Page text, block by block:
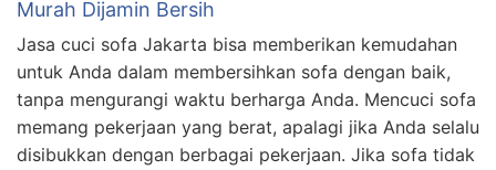
Murah Dijamin Bersih
Jasa cuci sofa Jakarta bisa memberikan kemudahan
untuk Anda dalam membersihkan sofa dengan baik,
tanpa mengurangi waktu berharga Anda. Mencuci sofa
memang pekerjaan yang berat, apalagi jika Anda selalu
disibukkan dengan berbagai pekerjaan. Jika sofa tidak